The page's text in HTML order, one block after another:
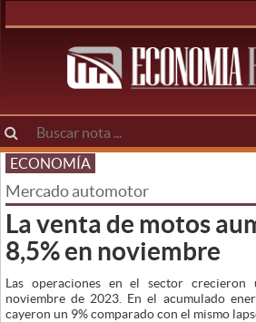
ECONOMÍA
Mercado automotor
La venta de motos
8,5% en noviembre
Las operaciones en el sector
noviembre de 2023. En el acumulado
cayeron un 9% comparado con el mismo